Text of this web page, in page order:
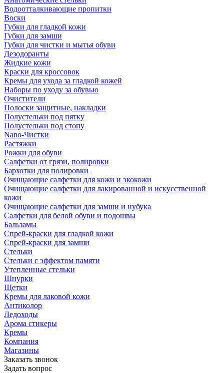
Водоотталкивающие пропитки
Воски
Губки для гладкой кожи
Губки для замши
Губки для чистки и мытья обуви
Дезодоранты
Жидкие кожи
Краски для кроссовок
Кремы для ухода за гладкой кожей
Наборы по уходу за обувью
Очистители
Полоски защитные, накладки
Полустельки под пятку
Полустельки под стопу
Nano-Чистки
Растяжки
Рожки для обуви
Салфетки от грязи, полировки
Бархотки для полировки
Очищающие салфетки для кожи и экокожи
Очищающие салфетки для лакированной и искусственной
кожи
Очищающие салфетки для замши и нубука
Салфетки для белой обуви и подошвы
Бальзамы
Спрей-краски для гладкой кожи
Спрей-краски для замши
Стельки
Стельки с эффектом памяти
Утепленные стельки
Шнурки
Щетки
Кремы для лаковой кожи
Антиколор
Ледоходы
Арома стикеры
Кремы
Компания
Магазины
Заказать звонок
Задать вопрос